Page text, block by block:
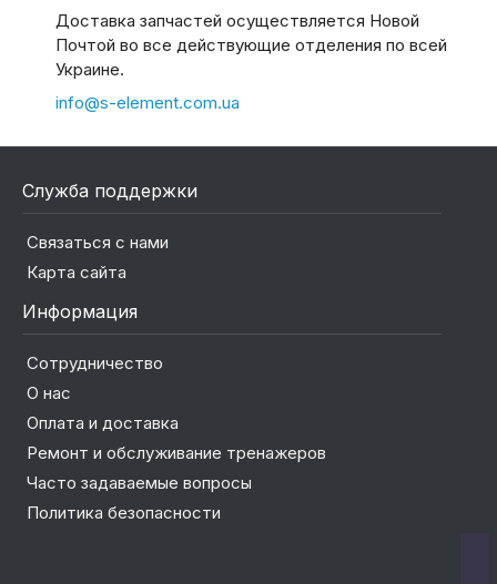
Доставка запчастей осуществляется Новой
Почтой во все действующие отделения по всей
Украине.
info@s-element.com.ua
Служба поддержки
Связаться с нами
Карта сайта
Информация
Сотрудничество
О нас
Оплата и доставка
Ремонт и обслуживание тренажеров
Часто задаваемые вопросы
Политика безопасности